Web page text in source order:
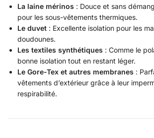
La laine mérinos : Douce et sans
pour les sous-vêtements thermiques.
Le duvet : Excellente isolation pour les
doudounes.
Les textiles synthétiques : Comme le
bonne isolation tout en restant léger.
Le Gore-Tex et autres membranes :
vêtements d’extérieur grâce à leur
respirabilité.